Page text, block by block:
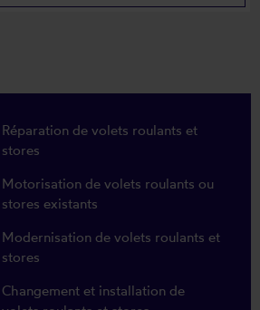
Réparation de volets roulants et
stores
Motorisation de volets roulants ou
stores existants
Modernisation de volets roulants et
stores
Changement et installation de